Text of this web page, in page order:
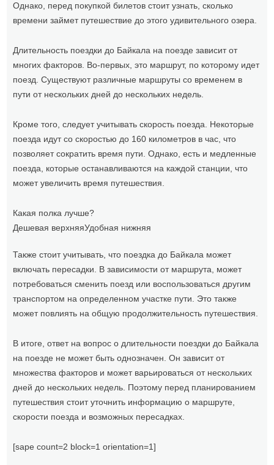
Однако, перед покупкой билетов стоит узнать, сколько
времени займет путешествие до этого удивительного озера.
Длительность поездки до Байкала на поезде зависит от
многих факторов. Во-первых, это маршрут, по которому идет
поезд. Существуют различные маршруты со временем в
пути от нескольких дней до нескольких недель.
Кроме того, следует учитывать скорость поезда. Некоторые
поезда идут со скоростью до 160 километров в час, что
позволяет сократить время пути. Однако, есть и медленные
поезда, которые останавливаются на каждой станции, что
может увеличить время путешествия.
Какая полка лучше?
Дешевая верхняяУдобная нижняя
Также стоит учитывать, что поездка до Байкала может
включать пересадки. В зависимости от маршрута, может
потребоваться сменить поезд или воспользоваться другим
транспортом на определенном участке пути. Это также
может повлиять на общую продолжительность путешествия.
В итоге, ответ на вопрос о длительности поездки до Байкала
на поезде не может быть однозначен. Он зависит от
множества факторов и может варьироваться от нескольких
дней до нескольких недель. Поэтому перед планированием
путешествия стоит уточнить информацию о маршруте,
скорости поезда и возможных пересадках.
[sape count=2 block=1 orientation=1]